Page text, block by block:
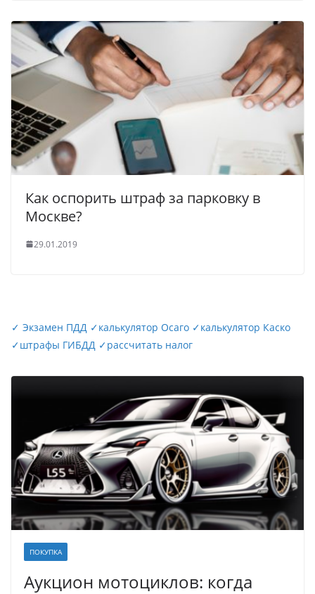
Как оспорить штраф за парковку в
Москве?
29.01.2019
✓ Экзамен ПДД ✓калькулятор Осаго ✓калькулятор Каско
✓штрафы ГИБДД ✓рассчитать налог
ПОКУПКА
Аукцион мотоциклов: когда